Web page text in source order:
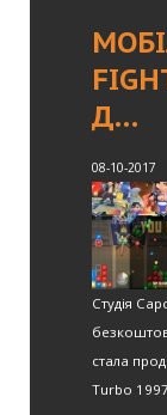
Д…
08-10-2017
Студія
стала
Turbo